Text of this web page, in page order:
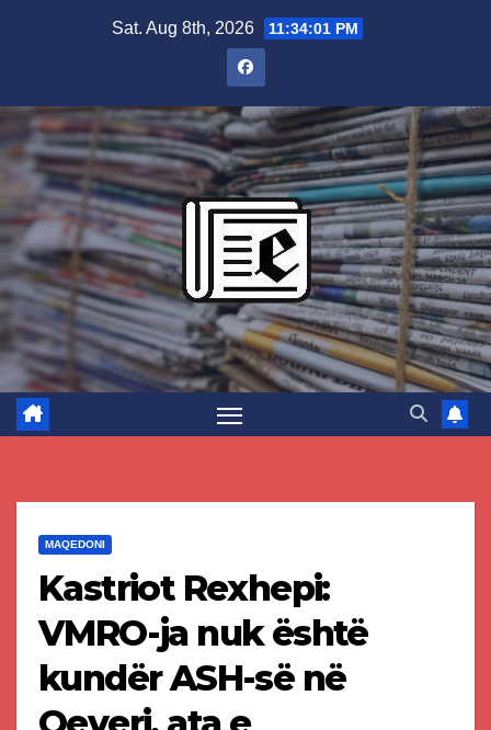
Sat. Aug 8th, 2026 11:34:02 PM
MAQEDONI
Kastriot Rexhepi:
VMRO-ja nuk është
kundër ASH-së në